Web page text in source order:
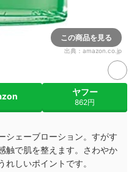
この商品を見る
出典： amazon.co.jp
ヤフー
862円
シェーブローション。すがす
触で肌を整えます。さわやか
しいポイントです。